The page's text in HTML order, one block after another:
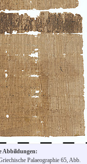
Abbildungen:
Palaeographie 65, Abb.